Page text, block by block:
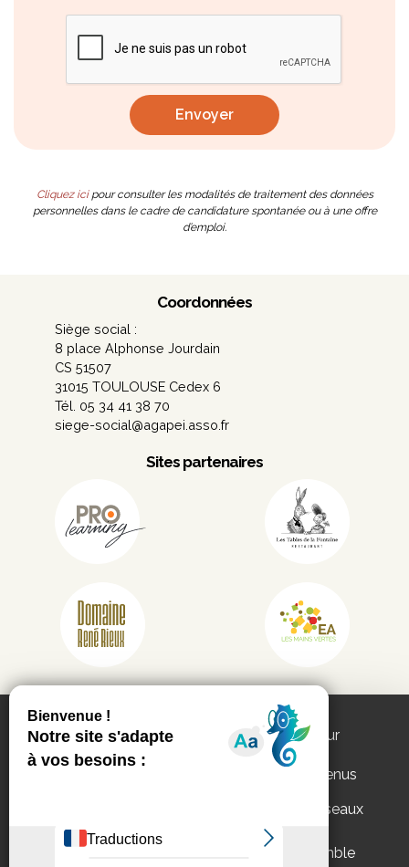
Cliquez icipour consulter les modalités de traitement des données
personnelles dans le cadre de candidature spontanée ou à une offre
d’emploi.
Coordonnées
Siège social :
8 place Alphonse Jourdain
CS 51507
31015 TOULOUSE Cedex 6
Tél. 05 34 41 38 70
siege-social@agapei.asso.fr
Sites partenaires
Mentions légales
Politique de
confidentialité
Ce site utilise les services de partenaires pour
vous proposer :
des vidéos, des publications et des contenus
des fonctionnalités de partage sur les réseaux
sociaux.
Vous pouvez
refuser
l’ensemble